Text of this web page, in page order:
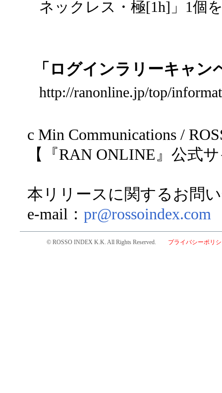
ネックレス・極[1h]」1個
「ログインラリーキャ
http://ranonline.jp/top/
c Min Communications /
【『RAN ONLINE』公式
本リリースに関するお問
e-mail： pr@rossoindex.com